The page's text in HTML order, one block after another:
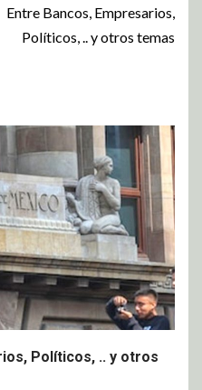
Entre Bancos, Empresarios,
Políticos, .. y otros temas
Políticos, .. y otros